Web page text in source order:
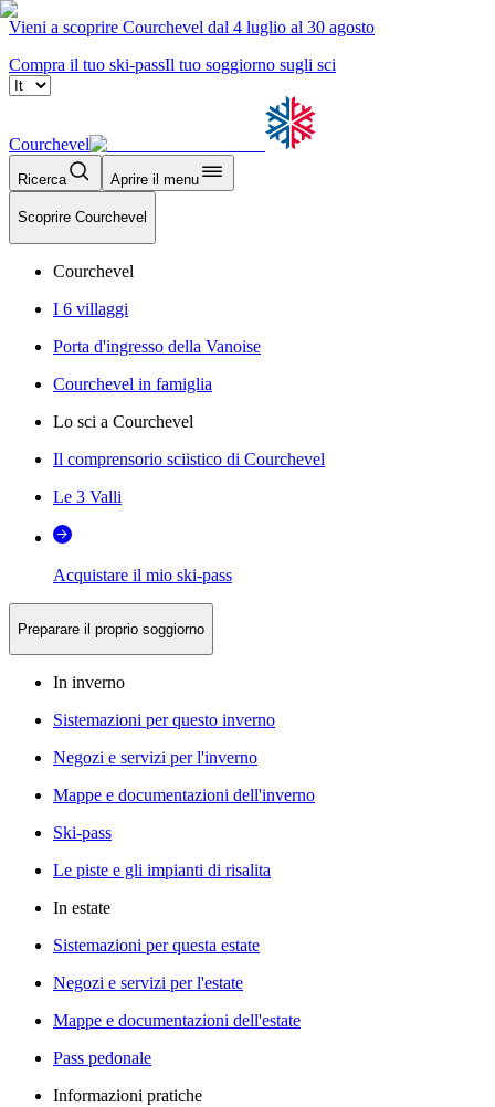
Vieni a scoprire Courchevel dal 4 luglio al 30 agosto
Compra il tuo ski-passIl tuo soggiorno sugli sci
Courchevel
Ricerca Aprire il menu
Scoprire Courchevel
Courchevel
I 6 villaggi
Porta d'ingresso della Vanoise
Courchevel in famiglia
Lo sci a Courchevel
Il comprensorio sciistico di Courchevel
Le 3 Valli
Acquistare il mio ski-pass
Preparare il proprio soggiorno
In inverno
Sistemazioni per questo inverno
Negozi e servizi per l'inverno
Mappe e documentazioni dell'inverno
Ski-pass
Le piste e gli impianti di risalita
In estate
Sistemazioni per questa estate
Negozi e servizi per l'estate
Mappe e documentazioni dell'estate
Pass pedonale
Informazioni pratiche